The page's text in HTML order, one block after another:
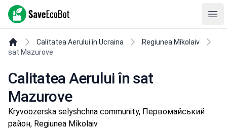
SaveEcoBot
Calitatea Aerului în Ucraina
Regiunea Mîkolaiv
sat Mazurove
Calitatea Aerului în sat
Mazurove
Kryvoozerska selyshchna community, Первомайський
район, Regiunea Mîkolaiv